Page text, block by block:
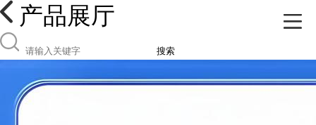
产品展厅
搜索